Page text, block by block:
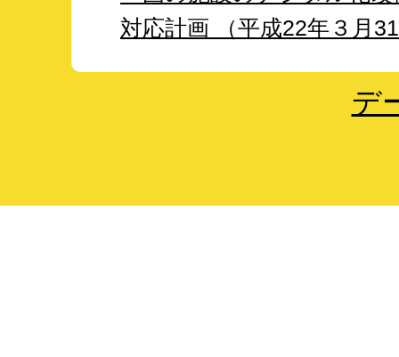
対応計画 （平成22年３月
デ